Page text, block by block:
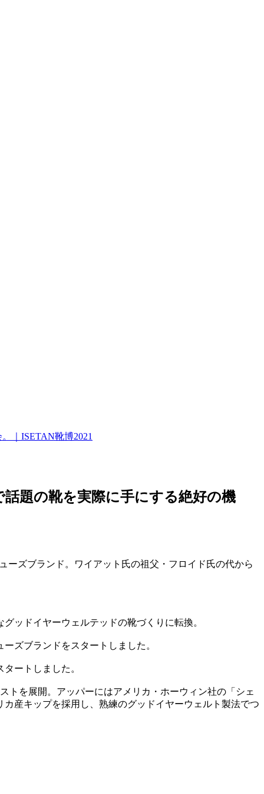
｜ISETAN靴博2021
題の靴を実際に手にする絶好の機
ーズブランド。ワイアット氏の祖父・フロイド氏の代から
ッドイヤーウェルテッドの靴づくりに転換。
ズブランドをスタートしました。
ートしました。
トを展開。アッパーにはアメリカ・ホーウィン社の「シェ
産キップを採用し、熟練のグッドイヤーウェルト製法でつ